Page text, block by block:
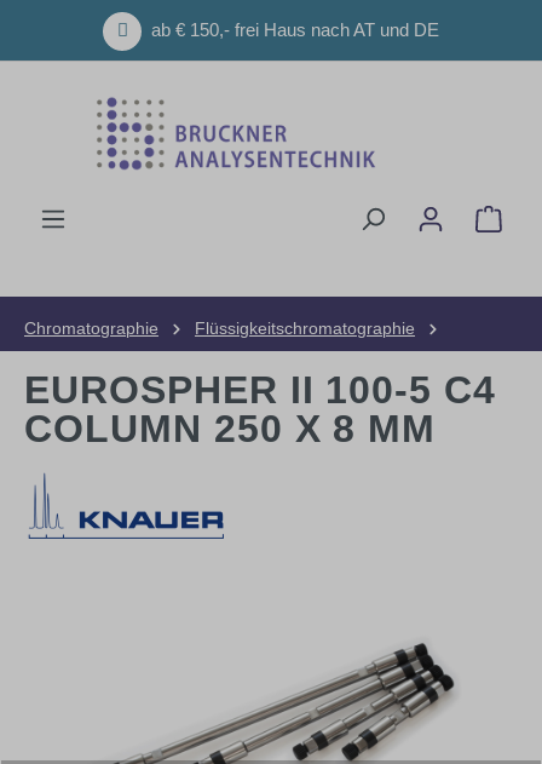
Zum Hauptinhalt springenab € 150,- frei Haus nach AT und DE
Chromatographie
Flüssigkeitschromatographie
EUROSPHER II 100-5 C4
COLUMN 250 X 8 MM